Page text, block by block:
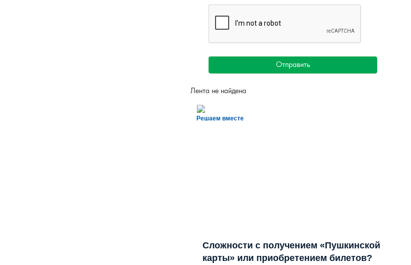
Отправить
Лента не найдена
Решаем вместе
Сложности с получением «Пушкинской
карты» или приобретением билетов?